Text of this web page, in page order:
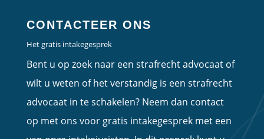
CONTACTEER ONS
Het gratis intakegesprek
Bent u op zoek naar een strafrecht advocaat of
wilt u weten of het verstandig is een strafrecht
advocaat in te schakelen? Neem dan contact
op met ons voor gratis intakegesprek met een